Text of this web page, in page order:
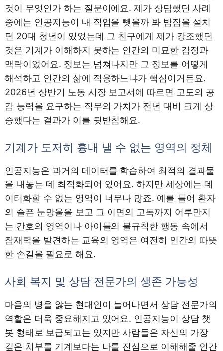
것이 무엇인가 하는 질문이에요. 제가 상담했던 사례
중에는 인공지능이 내 직업을 뺏을까 봐 밤잠을 설치
던 20대 청년이 있었는데 그 친구에게 제가 강조했던
것은 기계가 이해하지 못하는 인간의 미묘한 감정과
맥락이었어요. 정보는 넘쳐나지만 그 정보를 어떻게
해석하고 인간의 삶에 적용하느냐가 핵심이거든요.
2026년 상반기 노동 시장 보고서에 따르면 고도의 공
감 능력을 요구하는 직무의 가치가 전년 대비 크게 상
승했다는 결과가 이를 뒷받침해요.
기계가 도저히 흉내 낼 수 없는 영역의 정체
인공지능은 과거의 데이터를 학습하여 최적의 결과물
을 내놓는 데 최적화되어 있어요. 하지만 세상에는 데
이터화할 수 없는 영역이 너무나 많죠. 예를 들어 환자
의 슬픈 눈망울을 보고 그 이면의 고독까지 어루만지
는 간호의 영역이나 아이들의 불규칙한 행동 속에서
잠재력을 발견하는 교육의 영역은 여전히 인간의 따뜻
한 손길을 필요로 해요.
사회 복지 및 상담 전문가의 생존 가능성
마음의 병을 앓는 현대인이 늘어나면서 상담 전문가의
역할은 더욱 중요해지고 있어요. 인공지능이 상담 챗
봇 형태로 보급되고는 있지만 사람들은 자신의 가장
깊은 치부를 기계보다는 나를 진심으로 이해해줄 인간